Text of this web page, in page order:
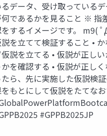
るデータ、受け取っている
であるかを見ること ※ 指
するイメージです。 m9( ﾟ
を立てて検証すること • か
説を立てる • 仮説が正し
かを確認する • 仮説が正し
たら、先に実施した仮説検
もとにして仮説をたてな
#GPPB2025JP